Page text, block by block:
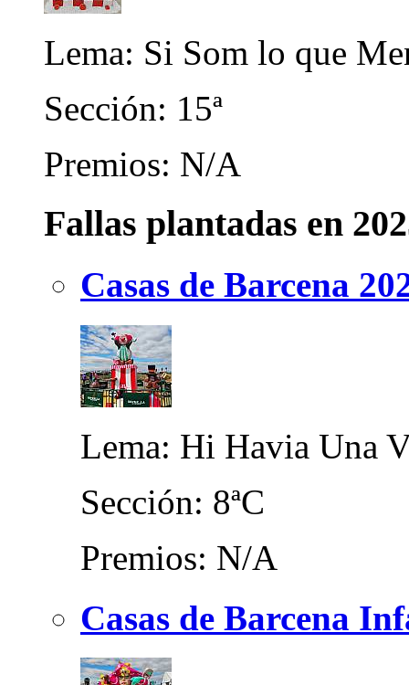
Lema: Si Som lo que
Sección: 15ª
Premios: N/A
Fallas plantadas en
Casas de Barcena
Lema: Hi Havia Una
Sección: 8ªC
Premios: N/A
Casas de Barcena